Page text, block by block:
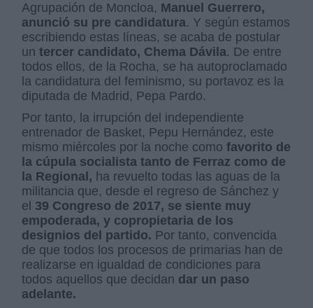
Agrupación de Moncloa, Manuel Guerrero,
anunció su pre candidatura. Y según estamos
escribiendo estas líneas, se acaba de postular
untercer candidato, Chema Dávila. De entre
todos ellos, de la Rocha, se ha autoproclamado
la candidatura del feminismo, su portavoz es la
diputada de Madrid, Pepa Pardo.
Por tanto, la irrupción del independiente
entrenador de Basket, Pepu Hernández, este
mismo miércoles por la noche comofavorito de
la cúpula socialista tanto de Ferraz como de
la Regional, ha revuelto todas las aguas de la
militancia que, desde el regreso de Sánchez y
el 39 Congreso de 2017, se siente muy
empoderada, y copropietaria de los
designios del partido. Por tanto, convencida
de que todos los procesos de primarias han de
realizarse en igualdad de condiciones para
todos aquellos que decidan dar un paso
adelante.